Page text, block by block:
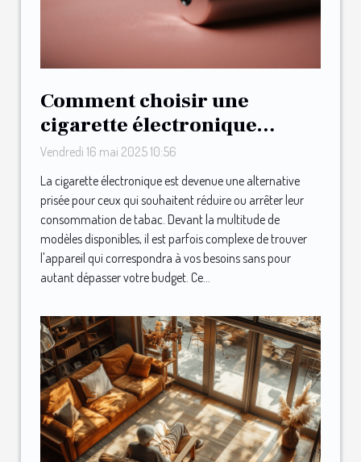
Comment choisir une
cigarette électronique
adaptée à votre budget
Vendredi 16 mai 2025 10:56
La cigarette électronique est devenue une alternative
prisée pour ceux qui souhaitent réduire ou arrêter leur
consommation de tabac. Devant la multitude de
modèles disponibles, il est parfois complexe de trouver
l'appareil qui correspondra à vos besoins sans pour
autant dépasser votre budget. Ce...